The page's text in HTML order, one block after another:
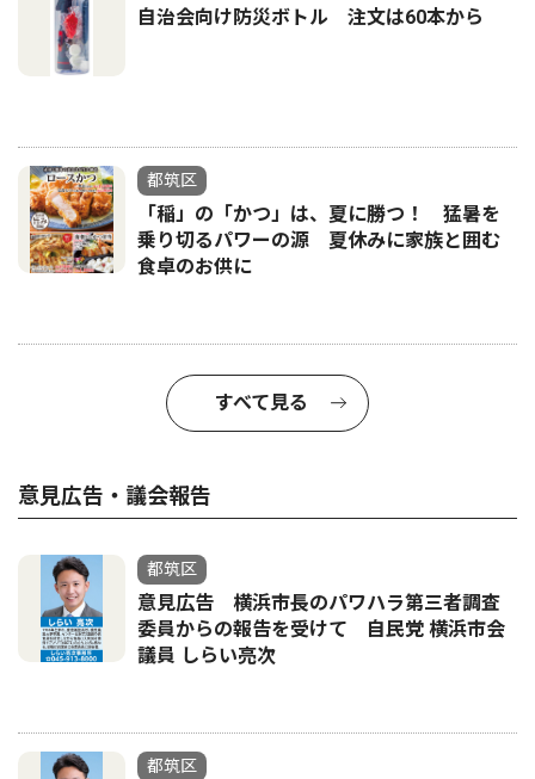
自治会向け防災ボトル 注文は60本から
都筑区
「稲」の「かつ」は、夏に勝つ！ 猛暑を
乗り切るパワーの源 夏休みに家族と囲む
食卓のお供に
すべて見る
意見広告・議会報告
都筑区
意見広告 横浜市長のパワハラ第三者調査
委員からの報告を受けて 自民党 横浜市会
議員 しらい亮次
都筑区